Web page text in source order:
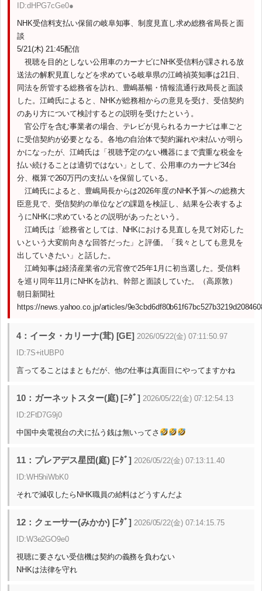
ID:dHPG7cGe0●
NHK受信料支払い保留の岐阜知事、制度見直し求め総務省局長と面
談
5/21(木) 21:45配信
視聴を目的としない公用車のカーナビにNHK受信料が課される放
送法の解釈見直しなどを求めている岐阜県の江崎禎英知事は21日、
同法を所管する総務省を訪れ、豊嶋基暢・情報流通行政局長と面談
した。江崎氏によると、NHKが総務相からの意見を受け、受信契約
のあり方について検討するとの説明を受けたという。
官公庁を含む事業者の場合、テレビが見られるカーナビは車ごと
に受信契約が必要となる。各地の自治体で契約漏れや未払いが明ら
かになったが、江崎氏は「視聴予定のない機器にまで貴重な税金を
払い続けることは適切ではない」として、公用車のカーナビ34台
分、概算で260万円の支払いを保留している。
江崎氏によると、豊嶋局長からは2026年度のNHK予算への総務大
臣意見で、受信契約の単位などの課題を検証し、結果を公表するよ
うにNHKに求めているとの説明があったという。
江崎氏は「総務省としては、NHKにおける見直しを見て対応した
いという大変前向きな回答だった」と評価。「我々としても意見を
出していきたい」と話した。
江崎知事は経済産業省の元官僚で25年1月に初当選した。受信料
を巡り同年11月にNHKを訪れ、幹部と面談していた。（高原敦）
朝日新聞社
https://news.yahoo.co.jp/articles/
4：イータ・カリーナ(茸) [GE] 2026/05/22(金) 07:11:50.97
ID:7S+itUBP0
言ってることはまともだが、他の仕事は真面目にやってますかね
10：ガーネットスター(庭) [ﾆﾀﾞ] 2026/05/22(金) 07:12:54.13
ID:2FtD7G9j0
中国中央電視台の犬に払う銭は無いってさ
11：プレアデス星団(庭) [ﾆﾀﾞ] 2026/05/22(金) 07:13:11.40
ID:WH5hiWbK0
それで減収したらNHK職員の給料はどうすんだよ
12：クェーサー(みかか) [ﾆﾀﾞ] 2026/05/22(金) 07:14:15.75
ID:W3e2GO9e0
視聴に要さない受信機は契約の義務を負わない
NHKは法律を守れ